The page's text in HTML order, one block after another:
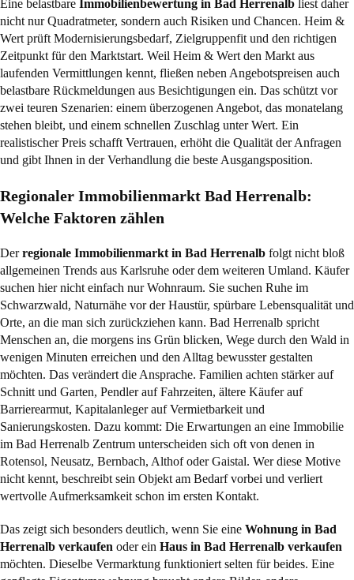
Eine belastbare Immobilienbewertung in Bad Herrenalb liest daher
nicht nur Quadratmeter, sondern auch Risiken und Chancen. Heim &
Wert prüft Modernisierungsbedarf, Zielgruppenfit und den richtigen
Zeitpunkt für den Marktstart. Weil Heim & Wert den Markt aus
laufenden Vermittlungen kennt, fließen neben Angebotspreisen auch
belastbare Rückmeldungen aus Besichtigungen ein. Das schützt vor
zwei teuren Szenarien: einem überzogenen Angebot, das monatelang
stehen bleibt, und einem schnellen Zuschlag unter Wert. Ein
realistischer Preis schafft Vertrauen, erhöht die Qualität der Anfragen
und gibt Ihnen in der Verhandlung die beste Ausgangsposition.
Regionaler Immobilienmarkt Bad Herrenalb:
Welche Faktoren zählen
Derregionale Immobilienmarkt in Bad Herrenalb folgt nicht bloß
allgemeinen Trends aus Karlsruhe oder dem weiteren Umland. Käufer
suchen hier nicht einfach nur Wohnraum. Sie suchen Ruhe im
Schwarzwald, Naturnähe vor der Haustür, spürbare Lebensqualität und
Orte, an die man sich zurückziehen kann. Bad Herrenalb spricht
Menschen an, die morgens ins Grün blicken, Wege durch den Wald in
wenigen Minuten erreichen und den Alltag bewusster gestalten
möchten. Das verändert die Ansprache. Familien achten stärker auf
Schnitt und Garten, Pendler auf Fahrzeiten, ältere Käufer auf
Barrierearmut, Kapitalanleger auf Vermietbarkeit und
Sanierungskosten. Dazu kommt: Die Erwartungen an eine Immobilie
im Bad Herrenalb Zentrum unterscheiden sich oft von denen in
Rotensol, Neusatz, Bernbach, Althof oder Gaistal. Wer diese Motive
nicht kennt, beschreibt sein Objekt am Bedarf vorbei und verliert
wertvolle Aufmerksamkeit schon im ersten Kontakt.
Das zeigt sich besonders deutlich, wenn Sie eine Wohnung in Bad
Herrenalb verkaufen oder ein Haus in Bad Herrenalb verkaufen
möchten. Dieselbe Vermarktung funktioniert selten für beides. Eine